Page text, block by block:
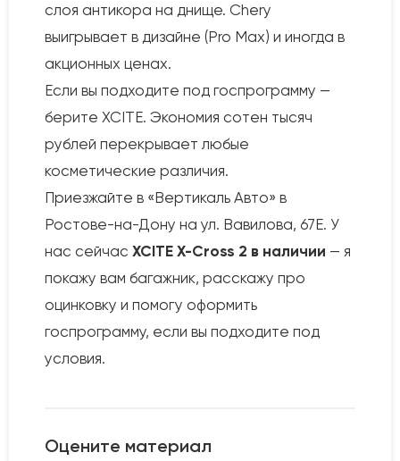
слоя антикора на днище. Chery
выигрывает в дизайне (Pro Max) и иногда в
акционных ценах.
Если вы подходите под госпрограмму —
берите XCITE. Экономия сотен тысяч
рублей перекрывает любые
косметические различия.
Приезжайте в «Вертикаль Авто» в
Ростове-на-Дону на ул. Вавилова, 67Е. У
нас сейчас XCITE X-Cross 2 в наличии — я
покажу вам багажник, расскажу про
оцинковку и помогу оформить
госпрограмму, если вы подходите под
условия.
Оцените материал